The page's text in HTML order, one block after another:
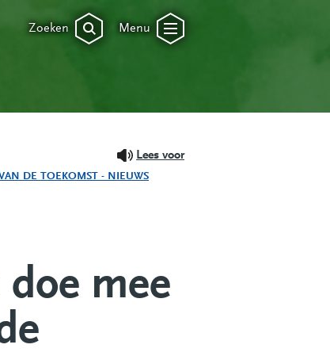
Zoeken Menu
DE TOEKOMST - NIEUWS
Lees voor
mee